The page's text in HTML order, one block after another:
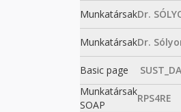
MunkatársakDr.
MunkatársakDr.
Basic page
Munkatársak
SOAP
RPS4RE